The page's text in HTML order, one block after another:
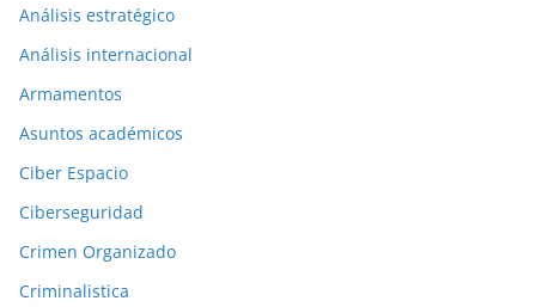
a
o
n
e
a
n
t
Análisis estratégico
Análisis internacional
Armamentos
Asuntos académicos
Ciber Espacio
Ciberseguridad
Crimen Organizado
Criminalistica